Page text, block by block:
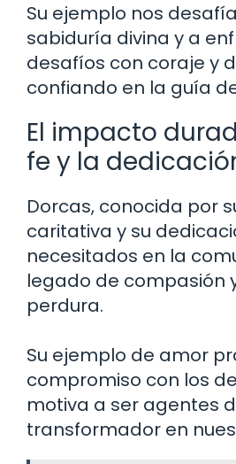
Su ejemplo nos
sabiduría divina y a
desafíos con coraje y
confiando en la guía
El impacto
fe y la
Dorcas, conocida por
caritativa y su
necesitados en la
legado de compasión
perdura.
Su ejemplo de amor
compromiso con los
motiva a ser agentes
transformador en